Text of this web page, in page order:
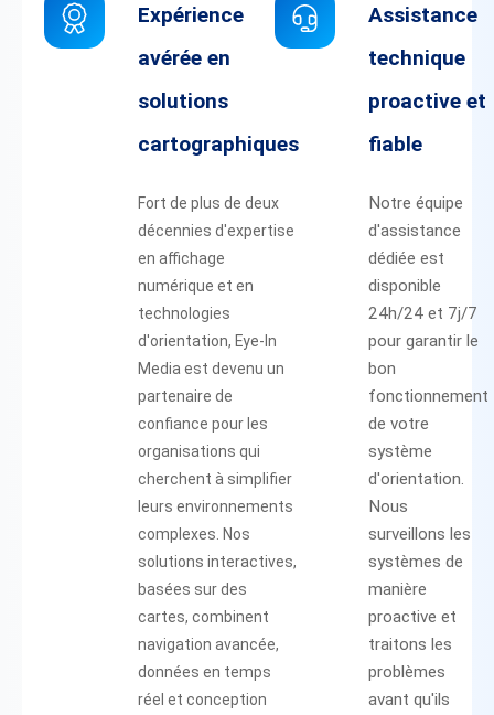
Expérience
avérée en
solutions
cartographiques
Fort de plus de deux
décennies d'expertise
en affichage
numérique et en
technologies
d'orientation, Eye-In
Media est devenu un
partenaire de
confiance pour les
organisations qui
cherchent à simplifier
leurs environnements
complexes. Nos
solutions interactives,
basées sur des
cartes, combinent
navigation avancée,
données en temps
réel et conception
Assistance
technique
proactive et
fiable
Notre équipe
d'assistance
dédiée est
disponible
24h/24 et 7j/7
pour garantir le
bon
fonctionnement
de votre
système
d'orientation.
Nous
surveillons les
systèmes de
manière
proactive et
traitons les
problèmes
avant qu'ils